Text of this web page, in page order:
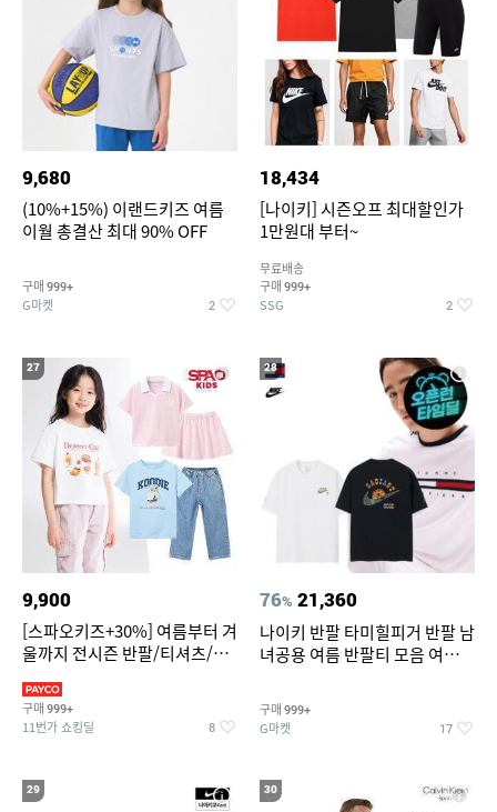
9,680
(10%+15%) 이랜드키즈 여름
이월 총결산 최대 90% OFF
구매 999+
G마켓 2
18,434
[나이키] 시즌오프 최대할인가
1만원대 부터~
무료배송
구매 999+
SSG 2
27
9,900
[스파오키즈+30%] 여름부터 겨
울까지 전시즌 반팔/티셔츠/셋
구매 999+
11번가 쇼킹딜 8
28
76% 21,360
나이키 반팔 타미힐피거 반팔 남
녀공용 여름 반팔티 모음 여름
구매 999+
G마켓 17
29 30